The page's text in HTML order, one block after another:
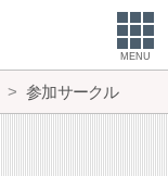
MENU
参加サークル